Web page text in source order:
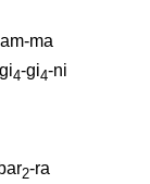
ma
gi4-gi4-ni
2-ra